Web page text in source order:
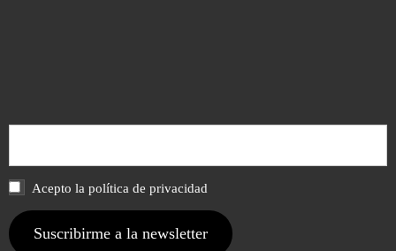
Acepto la política de privacidad